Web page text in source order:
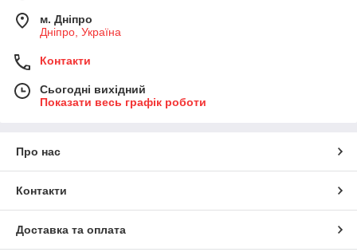
м. Дніпро
Дніпро, Україна
Контакти
Сьогодні вихідний
Показати весь графік роботи
Про нас
Контакти
Доставка та оплата